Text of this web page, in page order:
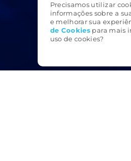
Precisamos utilizar
informações sobre a
e melhorar sua
de Cookies para mais
uso de cookies?